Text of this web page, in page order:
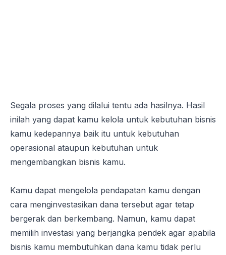
Segala proses yang dilalui tentu ada hasilnya. Hasil
inilah yang dapat kamu kelola untuk kebutuhan bisnis
kamu kedepannya baik itu untuk kebutuhan
operasional ataupun kebutuhan untuk
mengembangkan bisnis kamu.
Kamu dapat mengelola pendapatan kamu dengan
cara menginvestasikan dana tersebut agar tetap
bergerak dan berkembang. Namun, kamu dapat
memilih investasi yang berjangka pendek agar apabila
bisnis kamu membutuhkan dana kamu tidak perlu